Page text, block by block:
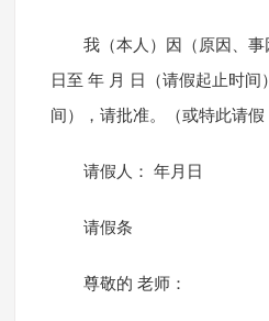
我（本人）因（原因、事
日至 年 月 日（请假起止时
间），请批准。（或特此请假
请假人： 年月日
请假条
尊敬的 老师：